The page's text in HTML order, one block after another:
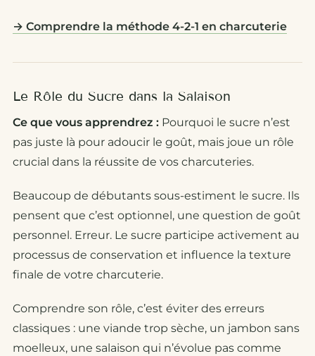
→ Comprendre la méthode 4-2-1 en charcuterie
Le Rôle du Sucre dans la Salaison
Ce que vous apprendrez : Pourquoi le sucre n’est
pas juste là pour adoucir le goût, mais joue un rôle
crucial dans la réussite de vos charcuteries.
Beaucoup de débutants sous-estiment le sucre. Ils
pensent que c’est optionnel, une question de goût
personnel. Erreur. Le sucre participe activement au
processus de conservation et influence la texture
finale de votre charcuterie.
Comprendre son rôle, c’est éviter des erreurs
classiques : une viande trop sèche, un jambon sans
moelleux, une salaison qui n’évolue pas comme